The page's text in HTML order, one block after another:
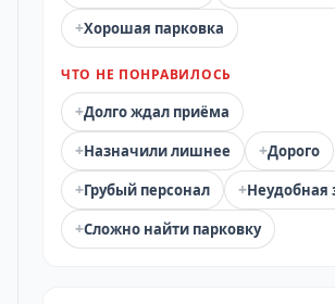
+Хорошая парковка
ЧТО НЕ ПОНРАВИЛОСЬ
+Долго ждал приёма
+Назначили лишнее +Дорого
+Грубый персонал +Неудобная
+Сложно найти парковку